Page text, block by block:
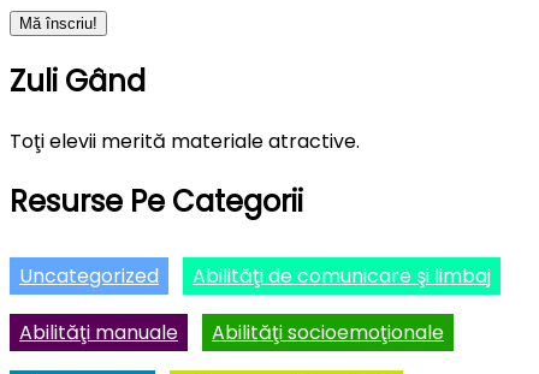
Zuli Gând
Toţi elevii merită materiale atractive.
Resurse Pe Categorii
Uncategorized Abilităţi de comunicare şi limbaj
Abilităţi manuale Abilităţi socioemoţionale